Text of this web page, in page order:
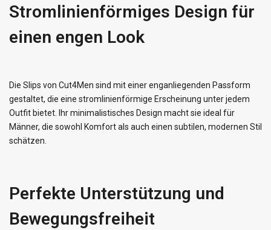
Stromlinienförmiges Design für
einen engen Look
Die Slips von Cut4Men sind mit einer enganliegenden Passform
gestaltet, die eine stromlinienförmige Erscheinung unter jedem
Outfit bietet. Ihr minimalistisches Design macht sie ideal für
Männer, die sowohl Komfort als auch einen subtilen, modernen Stil
schätzen.
Perfekte Unterstützung und
Bewegungsfreiheit